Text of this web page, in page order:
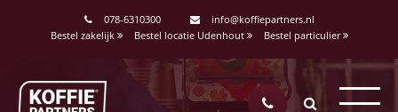
078-6310300
info@koffiepartners.nl
Bestel zakelijk
Bestel locatie Udenhout Bestel particulier